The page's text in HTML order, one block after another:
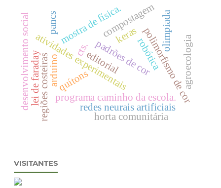
editorial
padrões de cor
atividades experimentais
mostra de física.
programa caminho da escola.
polimorfismo de cor
quítons
regiões costeiras
olimpíada
robótica
redes neurais artificiais
keras
horta comunitária
cts. agroecologia
compostagem
lei de faraday
desenvolvimento social arduino
pancs
VISITANTES